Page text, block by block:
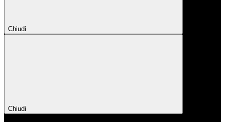
Chiudi
Chiudi